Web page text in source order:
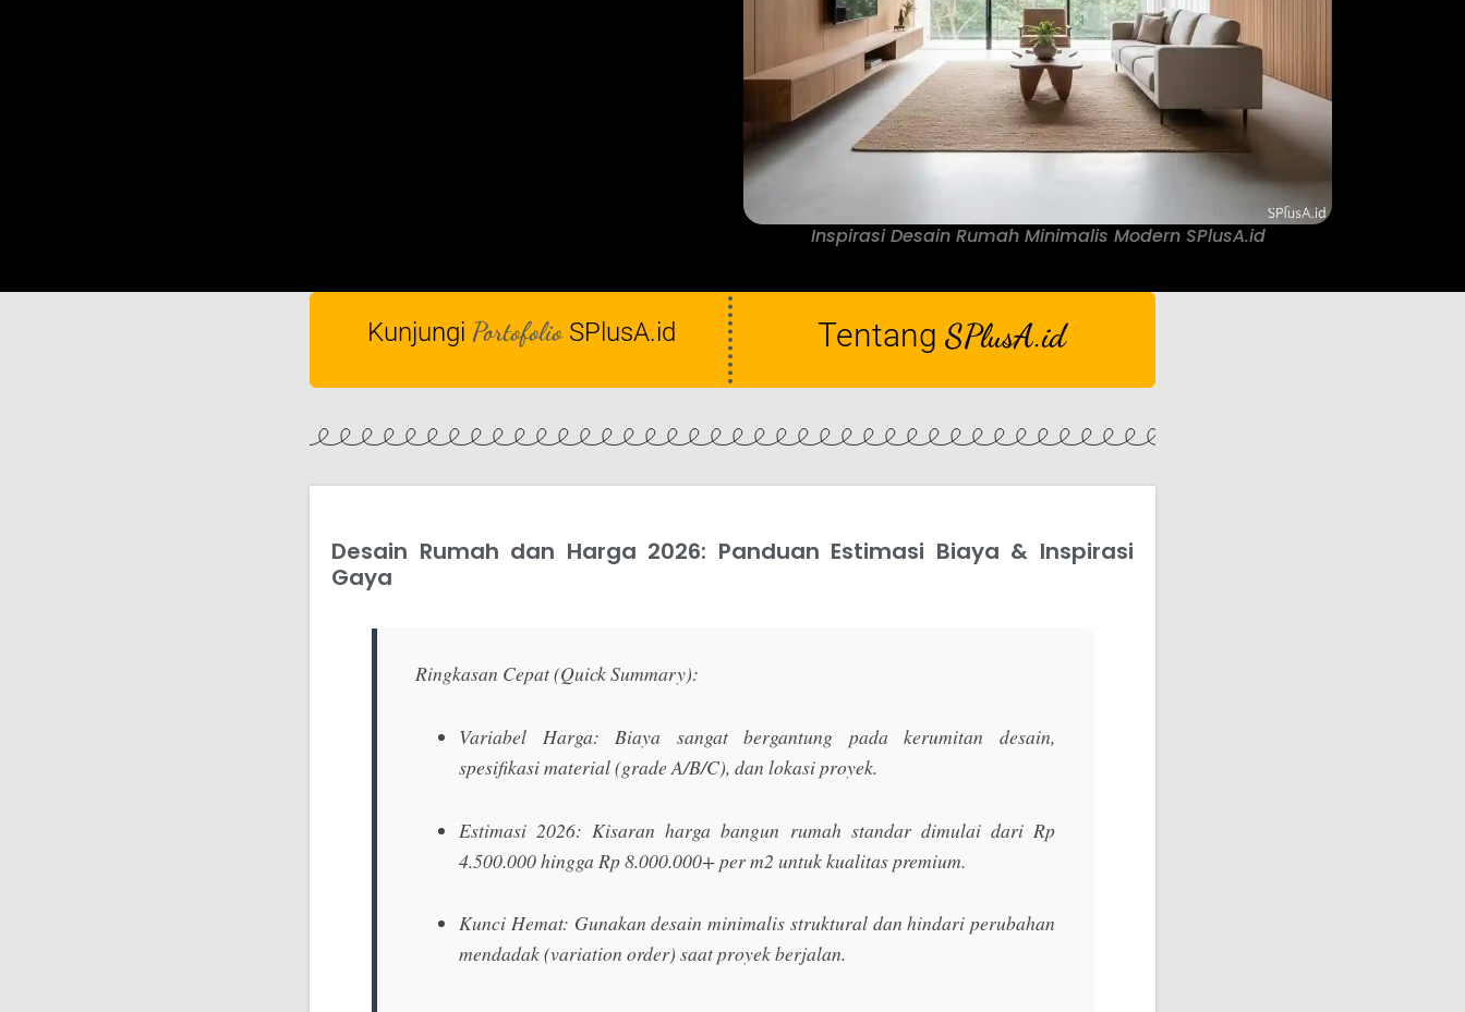
Inspirasi Desain Rumah Minimalis Modern SPlusA.id
Kunjungi Portofolio SPlusA.id Tentang SPlusA.id
Desain Rumah dan Harga 2026: Panduan Estimasi Biaya & Inspirasi
Gaya
Ringkasan Cepat (Quick Summary):
Variabel Harga: Biaya sangat bergantung pada kerumitan desain,
spesifikasi material (grade A/B/C), dan lokasi proyek.
Estimasi 2026: Kisaran harga bangun rumah standar dimulai dari Rp
4.500.000 hingga Rp 8.000.000+ per m2 untuk kualitas premium.
Kunci Hemat: Gunakan desain minimalis struktural dan hindari perubahan
mendadak (variation order) saat proyek berjalan.